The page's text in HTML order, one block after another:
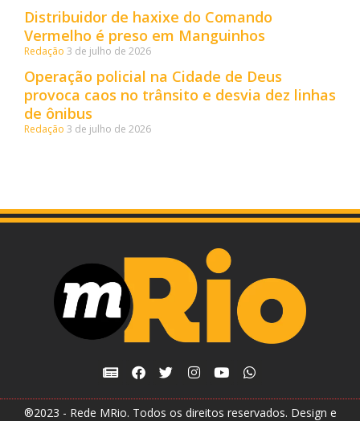
Distribuidor de haxixe do Comando
Vermelho é preso em Manguinhos
Redação 3 de julho de 2026
Operação policial na Cidade de Deus
provoca caos no trânsito e desvia dez linhas
de ônibus
Redação 3 de julho de 2026
®2023 - Rede MRio. Todos os direitos reservados. Design e